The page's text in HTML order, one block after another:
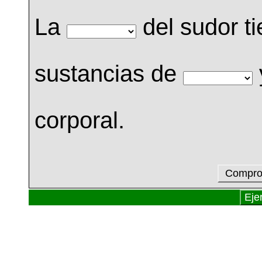
La
del sudor
sustancias de
corporal.